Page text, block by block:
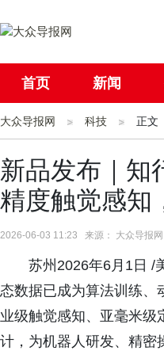
首页 新闻
社会 国际
大众导报网 科技 正文
新品发布｜知
精度触觉感知
2026-06-03 11:23 来源： 大众导报网
苏州2026年6月1日 /
态数据已成为算法训练、
业级触觉感知、亚毫米级
计，为机器人研发、精密